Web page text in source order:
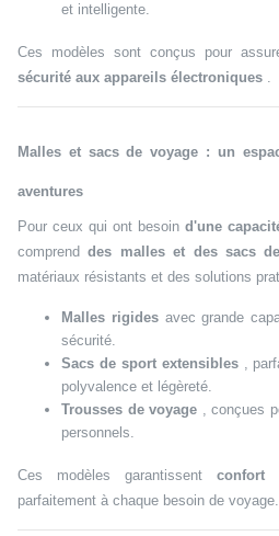
et intelligente.
Ces modèles sont conçus pour
sécurité aux appareils électroniques .
Malles et sacs de voyage : un
aventures
Pour ceux qui ont besoin d'une
comprenddes malles et des sacs
matériaux résistants et des solutions
Malles rigidesavec grande
sécurité.
Sacs de sport extensibles,
polyvalence et légèreté.
Trousses de voyage , conçues
personnels.
Ces modèles garantissentconfort
parfaitement à chaque besoin de voyage.